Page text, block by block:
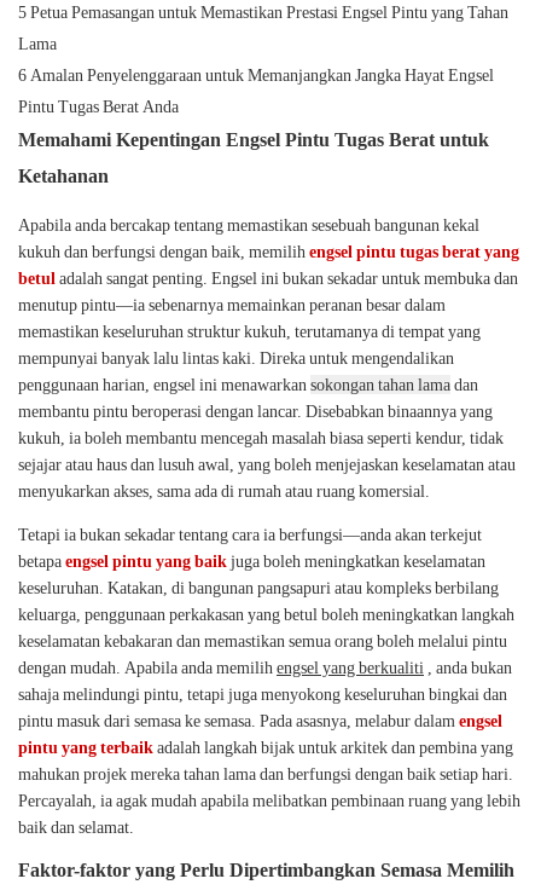
5 Petua Pemasangan untuk Memastikan Prestasi Engsel Pintu yang Tahan
Lama
6 Amalan Penyelenggaraan untuk Memanjangkan Jangka Hayat Engsel
Pintu Tugas Berat Anda
Memahami Kepentingan Engsel Pintu Tugas Berat untuk
Ketahanan
Apabila anda bercakap tentang memastikan sesebuah bangunan kekal
kukuh dan berfungsi dengan baik, memilihengsel pintu tugas berat yang
betuladalah sangat penting. Engsel ini bukan sekadar untuk membuka dan
menutup pintu—ia sebenarnya memainkan peranan besar dalam
memastikan keseluruhan struktur kukuh, terutamanya di tempat yang
mempunyai banyak lalu lintas kaki. Direka untuk mengendalikan
penggunaan harian, engsel ini menawarkansokongan tahan lamadan
membantu pintu beroperasi dengan lancar. Disebabkan binaannya yang
kukuh, ia boleh membantu mencegah masalah biasa seperti kendur, tidak
sejajar atau haus dan lusuh awal, yang boleh menjejaskan keselamatan atau
menyukarkan akses, sama ada di rumah atau ruang komersial.
Tetapi ia bukan sekadar tentang cara ia berfungsi—anda akan terkejut
betapaengsel pintu yang baikjuga boleh meningkatkan keselamatan
keseluruhan. Katakan, di bangunan pangsapuri atau kompleks berbilang
keluarga, penggunaan perkakasan yang betul boleh meningkatkan langkah
keselamatan kebakaran dan memastikan semua orang boleh melalui pintu
dengan mudah. ​​Apabila anda memilihengsel yang berkualiti , anda bukan
sahaja melindungi pintu, tetapi juga menyokong keseluruhan bingkai dan
pintu masuk dari semasa ke semasa. Pada asasnya, melabur dalamengsel
pintu yang terbaikadalah langkah bijak untuk arkitek dan pembina yang
mahukan projek mereka tahan lama dan berfungsi dengan baik setiap hari.
Percayalah, ia agak mudah apabila melibatkan pembinaan ruang yang lebih
baik dan selamat.
Faktor-faktor yang Perlu Dipertimbangkan Semasa Memilih